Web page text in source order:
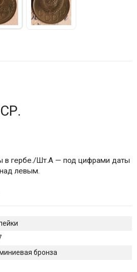
в гербе./Шт.А — под цифрами даты
левым.
бронза